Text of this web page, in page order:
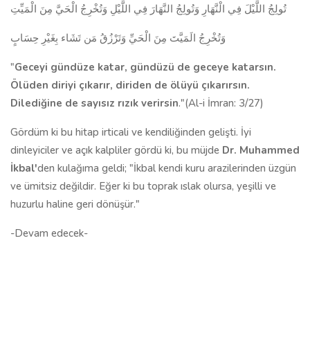
تُولِجُ اللَّيْلَ فِي الْنَّهَارِ وَتُولِجُ النَّهَارَ فِي اللَّيْلِ وَتُخْرِجُ الْحَيَّ مِنَ الْمَيِّتِ
وَتُخْرِجُ الَمَيَّتَ مِنَ الْحَيِّ وَتَرْزُقُ مَن تَشَاء بِغَيْرِ حِسَابٍ
"Geceyi gündüze katar, gündüzü de geceye katarsın.
Ölüden diriyi çıkarır, diriden de ölüyü çıkarırsın.
Dilediğine de sayısız rızık verirsin."(Al-i İmran: 3/27)
Gördüm ki bu hitap irticali ve kendiliğinden gelişti. İyi
dinleyiciler ve açık kalpliler gördü ki, bu müjde Dr. Muhammed
İkbal'den kulağıma geldi; "İkbal kendi kuru arazilerinden üzgün
ve ümitsiz değildir. Eğer ki bu toprak ıslak olursa, yeşilli ve
huzurlu haline geri dönüşür."
-Devam edecek-